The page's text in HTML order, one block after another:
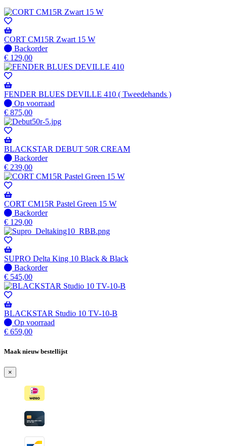
CORT CM15R Zwart 15 W
Niet
op
voorraad
-
Wordt
verzonden
wanneer
beschikbaar
Backorder
€ 129,00
FENDER BLUES DEVILLE 410 ( Tweedehands )
Op
voorraad
Op voorraad
€ 875,00
BLACKSTAR DEBUT 50R CREAM
Niet
op
voorraad
-
Wordt
verzonden
wanneer
beschikbaar
Backorder
€ 239,00
CORT CM15R Pastel Green 15 W
Niet
op
voorraad
-
Wordt
verzonden
wanneer
beschikbaar
Backorder
€ 129,00
SUPRO Delta King 10 Black & Black
Niet
op
voorraad
-
Wordt
verzonden
wanneer
beschikbaar
Backorder
€ 545,00
BLACKSTAR Studio 10 TV-10-B
Op
voorraad
Op voorraad
€ 659,00
Maak nieuw bestellijst
×